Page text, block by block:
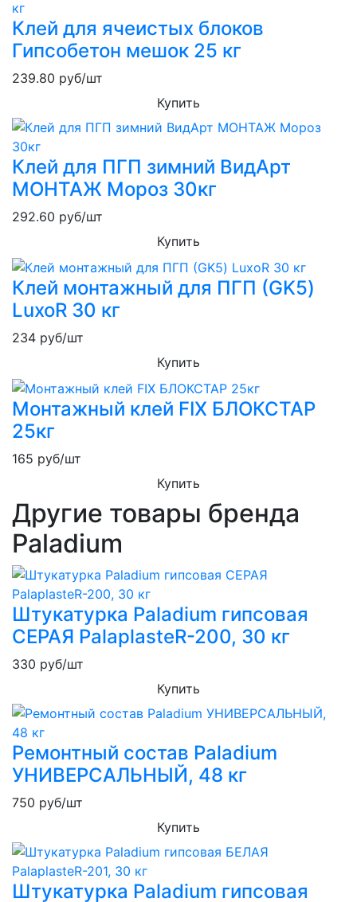
Клей для ячеистых блоков
Гипсобетон мешок 25 кг
239.80 руб/шт
Купить
Клей для ПГП зимний ВидАрт
МОНТАЖ Мороз 30кг
292.60 руб/шт
Купить
Клей монтажный для ПГП (GK5)
LuxoR 30 кг
234 руб/шт
Купить
Монтажный клей FIX БЛОКСТАР
25кг
165 руб/шт
Купить
Другие товары бренда
Paladium
Штукатурка Paladium гипсовая
СЕРАЯ PalaplasteR-200, 30 кг
330 руб/шт
Купить
Ремонтный состав Paladium
УНИВЕРСАЛЬНЫЙ, 48 кг
750 руб/шт
Купить
Штукатурка Paladium гипсовая